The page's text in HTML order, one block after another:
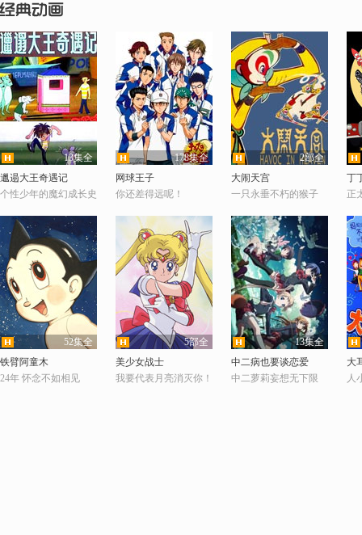
13集全
邋遢大王奇遇记
个性少年的魔幻成长史
178集全
超清
网球王子
你还差得远呢！
2部全
超清
大闹天宫
一只永垂不朽的猴子
超清
丁
正
52集全
铁臂阿童木
24年 怀念不如相见
5部全
超清
美少女战士
我要代表月亮消灭你！
13集全
超清
中二病也要谈恋爱
中二萝莉妄想无下限
超清
大
人